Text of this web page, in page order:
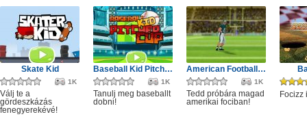
Skate Kid
1K
Válj te a
gördeszkázás
fenegyerekévé!
Baseball Kid Pitcher Cup
1K
Tanulj meg baseballt
dobni!
American Football Challenge
1K
Tedd próbára magad
amerikai fociban!
Focizz